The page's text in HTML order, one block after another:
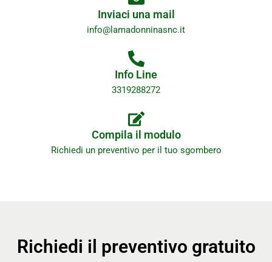
Inviaci una mail
info@lamadonninasnc.it
Info Line
3319288272
Compila il modulo
Richiedi un preventivo per il tuo sgombero
Richiedi il preventivo gratuito